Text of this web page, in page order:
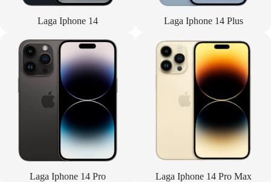
Laga Iphone 14 Laga Iphone 14 Plus
Laga Iphone 14 Pro Laga Iphone 14 Pro Max